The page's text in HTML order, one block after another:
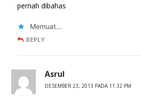
pernah dibahas
Memuat...
REPLY
Asrul
DESEMBER 23, 2013 PADA 11:32 PM